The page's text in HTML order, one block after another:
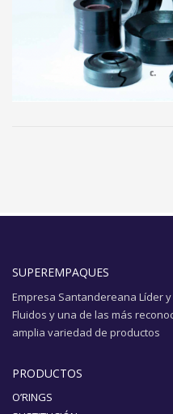
SUPEREMPAQUES
Empresa Santandereana Líder
Fluidos y una de las más
amplia variedad de productos
PRODUCTOS
O’RINGS